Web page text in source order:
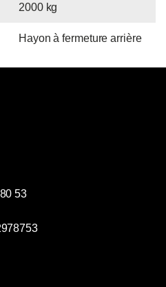
2000 kg
Hayon à fermeture arrière
53